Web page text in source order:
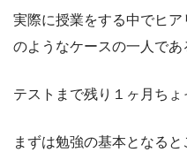
実際に授業をする中でヒ
のようなケースの一人であ
テストまで残り１ヶ月ちょ
まずは勉強の基本となる